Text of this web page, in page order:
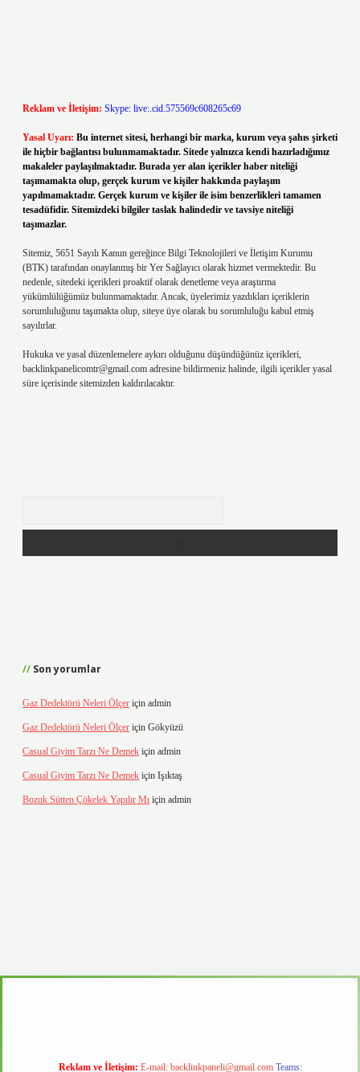
Reklam ve İletişim: Skype: live:.cid.575569c608265c69
Yasal Uyarı: Bu internet sitesi, herhangi bir marka, kurum veya şahıs şirketi
ile hiçbir bağlantısı bulunmamaktadır. Sitede yalnızca kendi hazırladığımız
makaleler paylaşılmaktadır. Burada yer alan içerikler haber niteliği
taşımamakta olup, gerçek kurum ve kişiler hakkında paylaşım
yapılmamaktadır. Gerçek kurum ve kişiler ile isim benzerlikleri tamamen
tesadüfidir. Sitemizdeki bilgiler taslak halindedir ve tavsiye niteliği
taşımazlar.
Sitemiz, 5651 Sayılı Kanun gereğince Bilgi Teknolojileri ve İletişim Kurumu
(BTK) tarafından onaylanmış bir Yer Sağlayıcı olarak hizmet vermektedir. Bu
nedenle, sitedeki içerikleri proaktif olarak denetleme veya araştırma
yükümlülüğümüz bulunmamaktadır. Ancak, üyelerimiz yazdıkları içeriklerin
sorumluluğunu taşımakta olup, siteye üye olarak bu sorumluluğu kabul etmiş
sayılırlar.
Hukuka ve yasal düzenlemelere aykırı olduğunu düşündüğünüz içerikleri,
backlinkpanelicomtr@gmail.com adresine bildirmeniz halinde, ilgili içerikler yasal
süre içerisinde sitemizden kaldırılacaktır.
Son yorumlar
Gaz Dedektörü Neleri Ölçer için admin
Gaz Dedektörü Neleri Ölçer için Gökyüzü
Casual Giyim Tarzı Ne Demek için admin
Casual Giyim Tarzı Ne Demek için Işıktaş
Bozuk Sütten Çökelek Yapılır Mı için admin
Reklam ve İletişim: E-mail: backlinkpaneli@gmail.com Teams: